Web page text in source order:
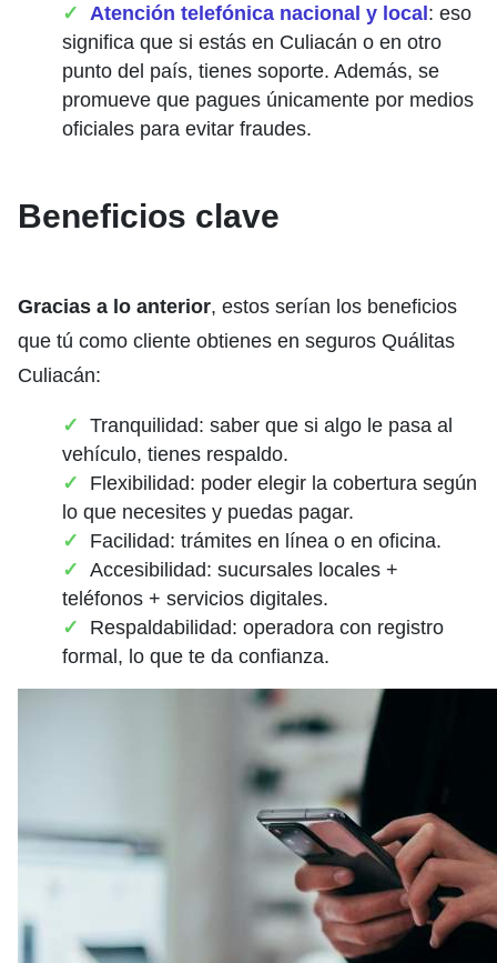
Atención telefónica nacional y local : eso
significa que si estás en Culiacán o en otro
punto del país, tienes soporte. Además, se
promueve que pagues únicamente por medios
oficiales para evitar fraudes.
Beneficios clave
Gracias a lo anterior, estos serían los beneficios
que tú como cliente obtienes en seguros Quálitas
Culiacán:
Tranquilidad: saber que si algo le pasa al
vehículo, tienes respaldo.
Flexibilidad: poder elegir la cobertura según
lo que necesites y puedas pagar.
Facilidad: trámites en línea o en oficina.
Accesibilidad: sucursales locales +
teléfonos + servicios digitales.
Respaldabilidad: operadora con registro
formal, lo que te da confianza.